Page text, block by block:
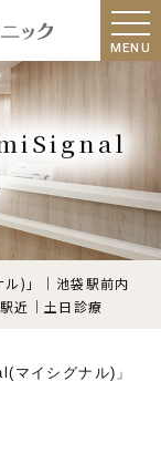
MENU
miSignal
)」｜池袋駅前内
近｜土日診療
マイシグナル)」